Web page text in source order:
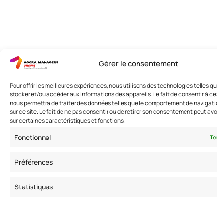
Gérer le consentement
Pour offrir les meilleures expériences, nous utilisons des technologies telles
stocker et/ou accéder aux informations des appareils. Le fait de consentir à
nous permettra de traiter des données telles que le comportement de
sur ce site. Le fait de ne pas consentir ou de retirer son consentement peut
sur certaines caractéristiques et fonctions.
Fonctionnel
Préférences
Statistiques